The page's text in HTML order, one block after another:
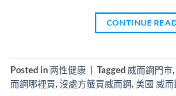
CONTINUE
Posted in两性健康 Tagged 威而鋼門市,
而鋼哪裡買,沒處方籤買威而鋼,美國 威